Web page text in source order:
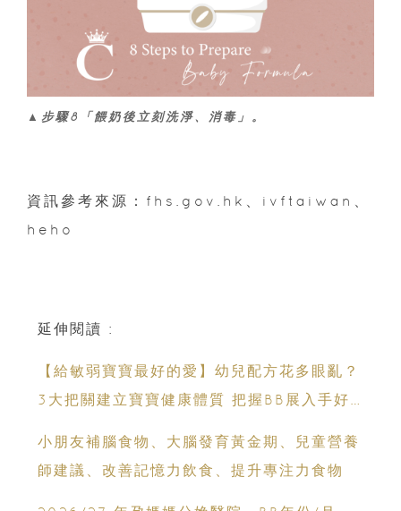
▲步驟8「餵奶後立刻洗淨、消毒」。
資訊參考來源：fhs.gov.hk、ivftaiwan、
heho
延伸閱讀 :
【給敏弱寶寶最好的愛】幼兒配方花多眼亂？
3大把關建立寶寶健康體質 把握BB展入手好
小朋友補腦食物、大腦發育黃金期、兒童營養
師建議、改善記憶力飲食、提升專注力食物